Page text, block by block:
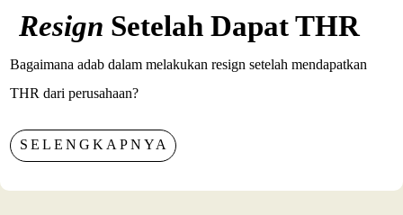
Resign Setelah Dapat THR
Bagaimana adab dalam melakukan resign setelah mendapatkan
THR dari perusahaan?
SELENGKAPNYA